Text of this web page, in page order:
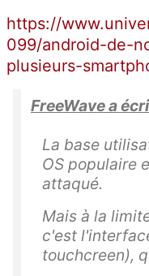
https://
099/android-de-
plusieurs-
FreeWave a
La base
OS populaire
attaqué.
Mais à la
c'est
touchcreen),